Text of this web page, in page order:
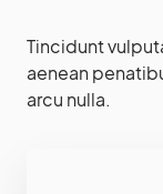
Tincidunt
aenean
arcu nulla.